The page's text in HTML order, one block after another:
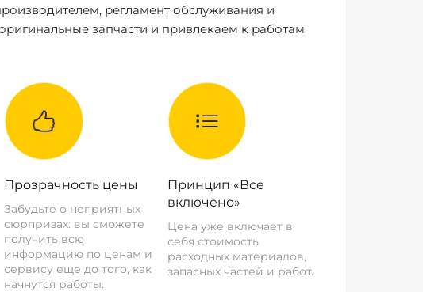
регламент обслуживания и
запчасти и привлекаем к работам
Прозрачность цены
Забудьте о неприятных
сюрпризах: вы сможете
получить всю
информацию по ценам и
сервису еще до того, как
начнутся работы.
Принцип «Все
включено»
Цена уже включает в
себя стоимость
расходных материалов,
запасных частей и работ.